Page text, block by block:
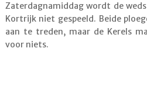
Zaterdagnamiddag wordt de
Kortrijk niet gespeeld. Beide
aan te treden, maar de Kerels
voor niets.